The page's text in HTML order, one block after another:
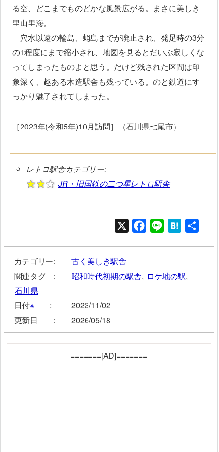
る空、どこまでものどかな風景広がる。まさに美しき
里山里海。
穴水以遠の輪島、蛸島までが廃止され、発足時の3分
の1程度にまで縮小され、地図を見るとだいぶ寂しくな
ってしまったものよと思う。だけど残された区間は印
象深く、趣ある木造駅舎も残っている。のと鉄道にす
っかり魅了されてしまった。
［2023年(令和5年)10月訪問］（石川県七尾市）
レトロ駅舎カテゴリー:
JR・旧国鉄の二つ星レトロ駅舎
Facebook
Line Hatena
カテゴリー:
古く美しき駅舎
関連タグ :
昭和時代初期の駅舎, ロケ地の駅,
石川県
日付※ :
2023/11/02
更新日 :
2026/05/18
=======[AD]=======